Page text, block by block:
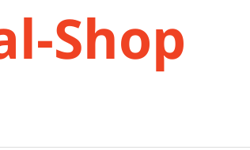
Shop